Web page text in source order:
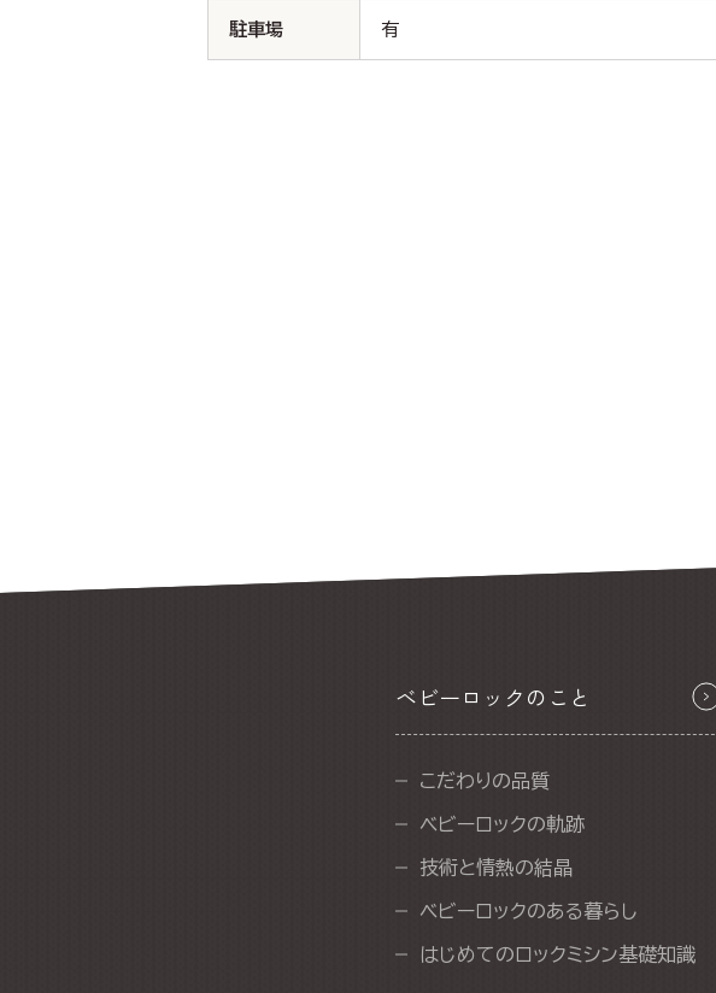
駐車場 有
ベビーロックのこと
こだわりの品質
ベビーロックの軌跡
技術と情熱の結晶
ベビーロックのある暮らし
はじめてのロックミシン基礎知識